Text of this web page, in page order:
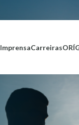
ImprensaCarreiras